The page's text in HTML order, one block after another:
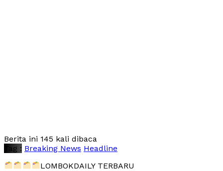
Berita ini 145 kali dibaca
Tag : Breaking News Headline
LOMBOKDAILY TERBARU